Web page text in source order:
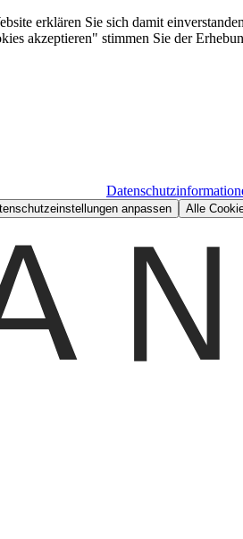
erklären Sie sich damit
akzeptieren" stimmen Sie der
anpassen Alle